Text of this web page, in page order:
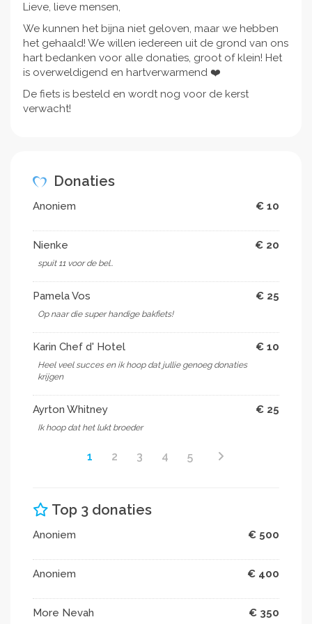
die ons zou willen steunen door middel van een
helpen!
Lieve, lieve mensen,
We kunnen het bijna niet geloven, maar we hebben
het gehaald! We willen iedereen uit de grond van ons
hart bedanken voor alle donaties, groot of klein! Het
is overweldigend en hartverwarmend ❤️
De fiets is besteld en wordt nog voor de kerst
verwacht!
Donaties
Anoniem € 10
Nienke € 20
spuit 11 voor de bel..
Pamela Vos € 25
Op naar die super handige bakfiets!
Karin Chef d' Hotel € 10
Heel veel succes en ik hoop dat jullie genoeg donaties
krijgen ️
Ayrton Whitney € 25
Ik hoop dat het lukt broeder
1 2 3 4 5
Top 3 donaties
Anoniem € 500
Anoniem € 400
More Nevah € 350